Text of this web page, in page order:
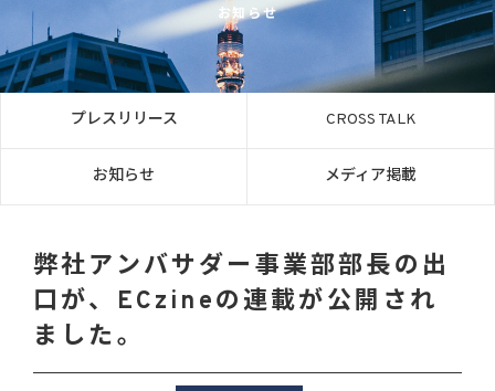
お知らせ
プレスリリース CROSS TALK
お知らせ メディア掲載
弊社アンバサダー事業部部長の出
口が、ECzineの連載が公開され
ました。